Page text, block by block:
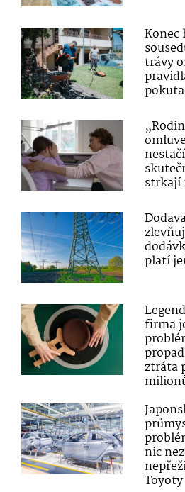
Konec
trávy
pokuta
strkají
platí
firma
ztráta
nic
Toyoty